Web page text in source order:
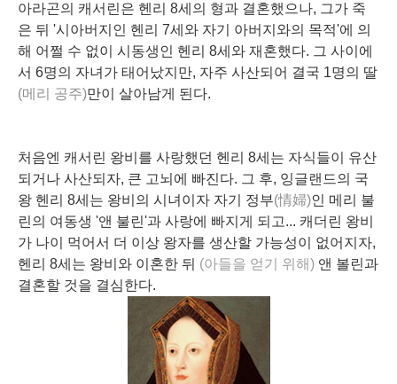
아라곤의 캐서린은 헨리 8세의 형과 결혼했으나, 그가 죽
은 뒤 '시아버지인 헨리 7세와 자기 아버지와의 목적'에 의
해 어쩔 수 없이 시동생인 헨리 8세와 재혼했다. 그 사이에
서 6명의 자녀가 태어났지만, 자주 사산되어 결국 1명의 딸
(메리 공주)만이 살아남게 된다.
처음엔 캐서린 왕비를 사랑했던 헨리 8세는 자식들이 유산
되거나 사산되자, 큰 고뇌에 빠진다. 그 후, 잉글랜드의 국
왕 헨리 8세는 왕비의 시녀이자 자기 정부(情婦)인 메리 불
린의 여동생 '앤 불린'과 사랑에 빠지게 되고... 캐더린 왕비
가 나이 먹어서 더 이상 왕자를 생산할 가능성이 없어지자,
헨리 8세는 왕비와 이혼한 뒤 (아들을 얻기 위해) 앤 볼린과
결혼할 것을 결심한다.